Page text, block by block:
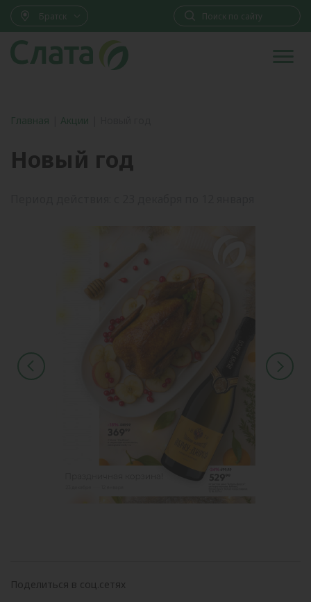
Братск
Главная Акции
Новый год
Поделиться в соц.сетях